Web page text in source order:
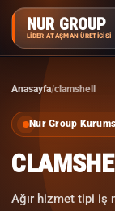
NUR GROUP
LIDER ATAŞMAN ÜRETICISI
SIKÇA
Anasayfa clamshell
Nur Group
Ağır hizmet tipi iş